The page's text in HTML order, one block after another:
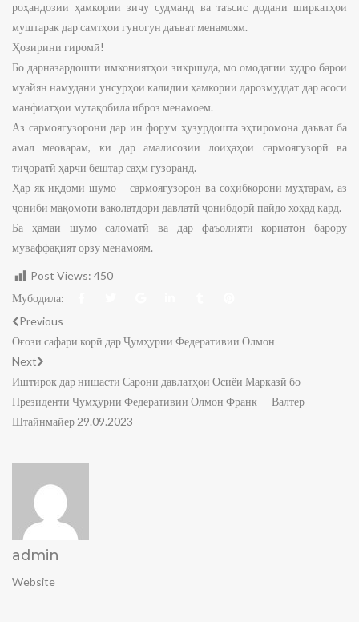
роҳандозии ҳамкории зичу судманд ва таъсис додани ширкатҳои
муштарак дар самтҳои гуногун даъват менамоям.
Ҳозирини гиромӣ!
Бо дарназардошти имкониятҳои зикршуда, мо омодагии худро барои
муайян намудани унсурҳои калидии ҳамкории дарозмуддат дар асоси
манфиатҳои мутақобила иброз менамоем.
Аз сармоягузорони дар ин форум ҳузурдошта эҳтиромона даъват ба
амал меоварам, ки дар амалисозии лоиҳаҳои сармоягузорӣ ва
тиҷоратӣ ҳарчи бештар саҳм гузоранд.
Ҳар як иқдоми шумо – сармоягузорон ва соҳибкорони муҳтарам, аз
ҷониби мақомоти ваколатдори давлатӣ ҷонибдорӣ пайдо хоҳад кард.
Ба ҳамаи шумо саломатӣ ва дар фаъолияти кориатон барору
муваффақият орзу менамоям.
Post Views: 450
Мубодила:
Previous
Оғози сафари корӣ дар Ҷумҳурии Федеративии Олмон
Next
Иштирок дар нишасти Сарони давлатҳои Осиёи Марказӣ бо
Президенти Ҷумҳурии Федеративии Олмон Франк — Валтер
Штайнмайер 29.09.2023
admin
Website